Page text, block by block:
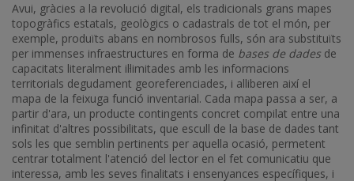
Avui, gràcies a la revolució digital, els tradicionals grans mapes
topogràfics estatals, geològics o cadastrals de tot el món, per
exemple, produïts abans en nombrosos fulls, són ara substituïts
per immenses infraestructures en forma de bases de dades de
capacitats literalment il·limitades amb les informacions
territorials degudament georeferenciades, i alliberen així el
mapa de la feixuga funció inventarial. Cada mapa passa a ser, a
partir d'ara, un producte contingents concret compilat entre una
infinitat d'altres possibilitats, que escull de la base de dades tant
sols les que semblin pertinents per aquella ocasió, permetent
centrar totalment l'atenció del lector en el fet comunicatiu que
interessa, amb les seves finalitats i ensenyances específiques, i